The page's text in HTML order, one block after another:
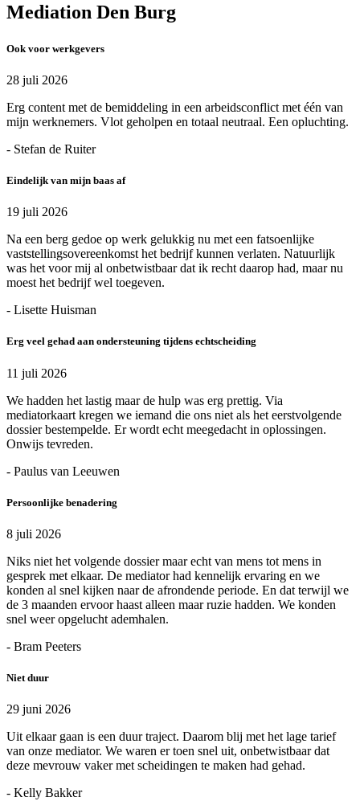
Mediation Den Burg
Ook voor werkgevers
28 juli 2026
Erg content met de bemiddeling in een arbeidsconflict met één van
mijn werknemers. Vlot geholpen en totaal neutraal. Een opluchting.
- Stefan de Ruiter
Eindelijk van mijn baas af
19 juli 2026
Na een berg gedoe op werk gelukkig nu met een fatsoenlijke
vaststellingsovereenkomst het bedrijf kunnen verlaten. Natuurlijk
was het voor mij al onbetwistbaar dat ik recht daarop had, maar nu
moest het bedrijf wel toegeven.
- Lisette Huisman
Erg veel gehad aan ondersteuning tijdens echtscheiding
11 juli 2026
We hadden het lastig maar de hulp was erg prettig. Via
mediatorkaart kregen we iemand die ons niet als het eerstvolgende
dossier bestempelde. Er wordt echt meegedacht in oplossingen.
Onwijs tevreden.
- Paulus van Leeuwen
Persoonlijke benadering
8 juli 2026
Niks niet het volgende dossier maar echt van mens tot mens in
gesprek met elkaar. De mediator had kennelijk ervaring en we
konden al snel kijken naar de afrondende periode. En dat terwijl we
de 3 maanden ervoor haast alleen maar ruzie hadden. We konden
snel weer opgelucht ademhalen.
- Bram Peeters
Niet duur
29 juni 2026
Uit elkaar gaan is een duur traject. Daarom blij met het lage tarief
van onze mediator. We waren er toen snel uit, onbetwistbaar dat
deze mevrouw vaker met scheidingen te maken had gehad.
- Kelly Bakker